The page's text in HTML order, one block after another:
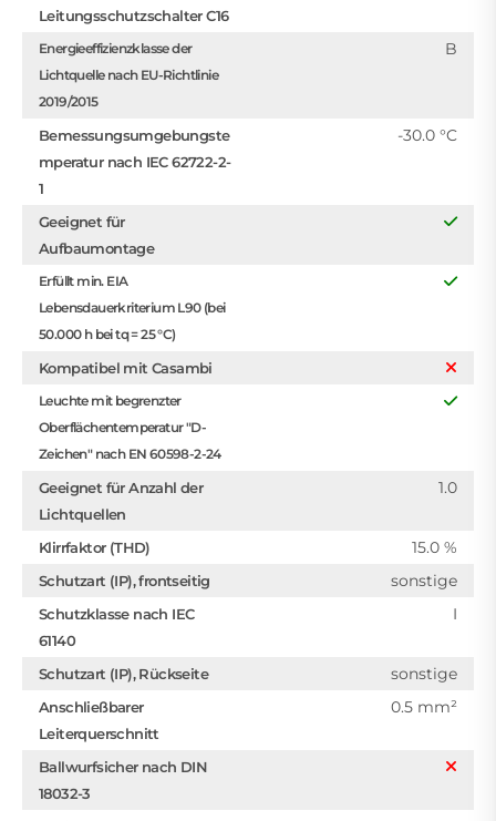
Leitungsschutzschalter C16
Energieeffizienzklasse der
Lichtquelle nach EU-Richtlinie
2019/2015
B
Bemessungsumgebungste
mperatur nach IEC 62722-2-
1
-30.0 °C
Geeignet für
Aufbaumontage
Erfüllt min. EIA
Lebensdauerkriterium L90 (bei
50.000 h bei tq = 25 °C)
Kompatibel mit Casambi
Leuchte mit begrenzter
Oberflächentemperatur "D-
Zeichen" nach EN 60598-2-24
Geeignet für Anzahl der
Lichtquellen
1.0
Klirrfaktor (THD) 15.0 %
Schutzart (IP), frontseitig sonstige
Schutzklasse nach IEC
61140
I
Schutzart (IP), Rückseite sonstige
Anschließbarer
Leiterquerschnitt
0.5 mm²
Ballwurfsicher nach DIN
18032-3